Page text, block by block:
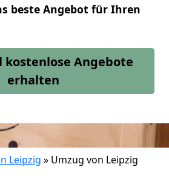
beste Angebot für Ihren
kostenlose Angebote
erhalten
Leipzig » Umzug von Leipzig